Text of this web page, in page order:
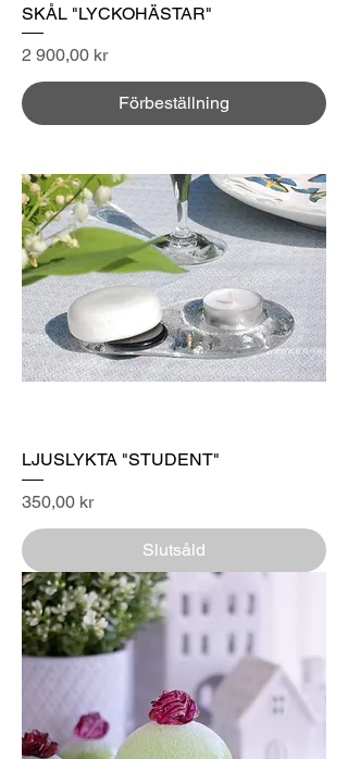
SKÅL "LYCKOHÄSTAR"
Pris
2 900,00 kr
Förbeställning
LJUSLYKTA "STUDENT"
Pris
350,00 kr
Slutsåld